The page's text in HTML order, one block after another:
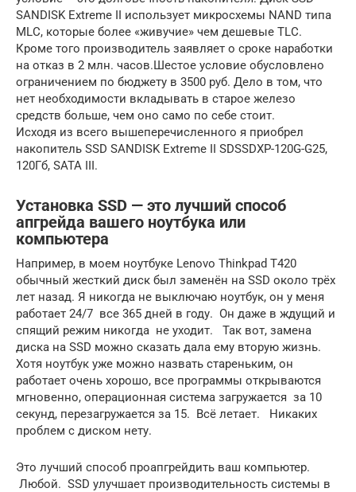
SANDISK Extreme II использует микросхемы NAND типа
MLC, которые более «живучие» чем дешевые TLC.
Кроме того производитель заявляет о сроке наработки
на отказ в 2 млн. часов.Шестое условие обусловлено
ограничением по бюджету в 3500 руб. Дело в том, что
нет необходимости вкладывать в старое железо
средств больше, чем оно само по себе стоит.
Исходя из всего вышеперечисленного я приобрел
накопитель SSD SANDISK Extreme II SDSSDXP-120G-G25,
120Гб, SATA III.
Установка SSD — это лучший способ
апгрейда вашего ноутбука или
компьютера
Например, в моем ноутбуке Lenovo Thinkpad T420
обычный жесткий диск был заменён на SSD около трёх
лет назад. Я никогда не выключаю ноутбук, он у меня
работает 24/7 все 365 дней в году. Он даже в ждущий и
спящий режим никогда не уходит. Так вот, замена
диска на SSD можно сказать дала ему вторую жизнь.
Хотя ноутбук уже можно назвать стареньким, он
работает очень хорошо, все программы открываются
мгновенно, операционная система загружается за 10
секунд, перезагружается за 15. Всё летает. Никаких
проблем с диском нету.
Это лучший способ проапгрейдить ваш компьютер.
Любой. SSD улучшает производительность системы в